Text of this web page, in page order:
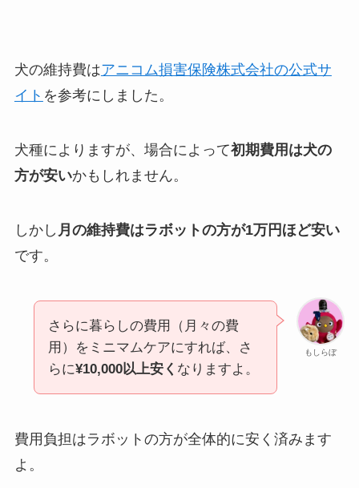
犬の維持費はアニコム損害保険株式会社の公式サ
イト を参考にしました。
犬種によりますが、場合によって初期費用は犬の
方が安いかもしれません。
しかし 月の維持費はラボットの方が1万円ほど安い
です。
もしらぼ
さらに暮らしの費用（月々の費
用）をミニマムケアにすれば、さ
らに¥10,000以上安く なりますよ。
費用負担はラボットの方が全体的に安く済みます
よ。